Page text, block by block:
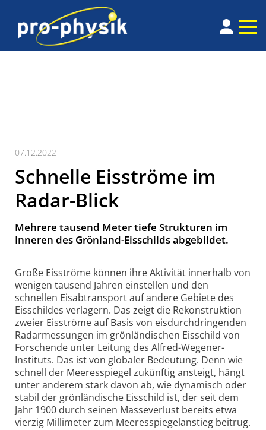
07.12.2022
Schnelle Eisströme im
Radar-Blick
Mehrere tausend Meter tiefe Strukturen im
Inneren des Grönland-Eisschilds abgebildet.
Große Eisströme können ihre Aktivität innerhalb von
wenigen tausend Jahren einstellen und den
schnellen Eis­abtransport auf andere Gebiete des
Eisschildes verlagern. Das zeigt die Rekonstruktion
zweier Eisströme auf Basis von eisdurchdringenden
Radarmessungen im grönländischen Eisschild von
Forschende unter Leitung des Alfred-Wegener-
Instituts. Das ist von globaler Bedeutung. Denn wie
schnell der Meeres­spiegel zukünftig ansteigt, hängt
unter anderem stark davon ab, wie dynamisch oder
stabil der grönländische Eisschild ist, der seit dem
Jahr 1900 durch seinen Masseverlust bereits etwa
vierzig Millimeter zum Meeresspiegel­anstieg beitrug.